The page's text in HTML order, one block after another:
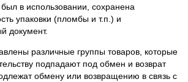
в использовании, сохранена
упаковки (пломбы и т.п.) и
документ.
различные группы товаров, которые
подпадают под обмен и возврат
обмену или возвращению в связь с